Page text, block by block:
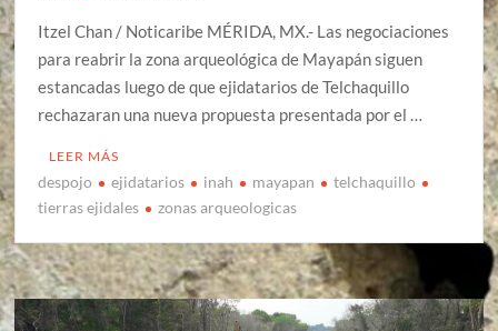
Itzel Chan / Noticaribe MÉRIDA, MX.- Las negociaciones
para reabrir la zona arqueológica de Mayapán siguen
estancadas luego de que ejidatarios de Telchaquillo
rechazaran una nueva propuesta presentada por el …
LEER MÁS
despojo ejidatarios inah mayapan
telchaquillo
tierras ejidales
zonas arqueologicas